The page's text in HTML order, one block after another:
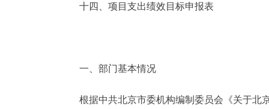
十四、项目支出绩效目标申报表
一、部门基本情况
根据中共北京市委机构编制委员会《关于北京